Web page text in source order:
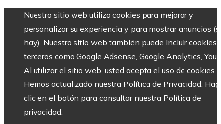
Nuestro sitio web utiliza cookies para mejorar y
personalizar su experiencia y para mostrar anuncios
hay). Nuestro sitio web también puede incluir cookies
terceros como Google Adsense, Google Analytics,
Al utilizar el sitio web, usted acepta el uso de cookies.
Hemos actualizado nuestra Política de Privacidad.
clic en el botón para consultar nuestra Política de
privacidad.